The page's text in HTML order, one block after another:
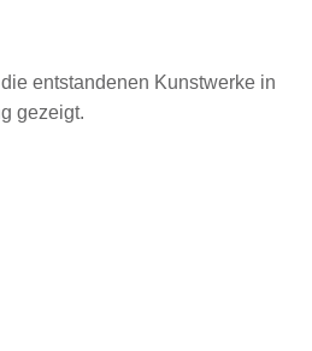
entstandenen Kunstwerke in
gezeigt.